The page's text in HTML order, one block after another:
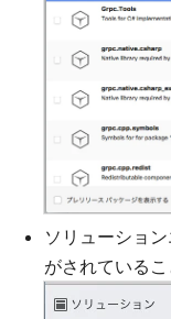
ソリューショ
がされている